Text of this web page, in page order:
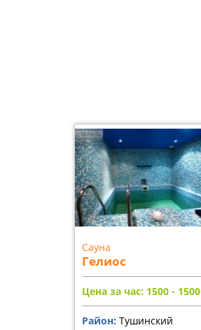
Сауна
Гелиос
Цена за час: 1500 - 1500
Район:Тушинский